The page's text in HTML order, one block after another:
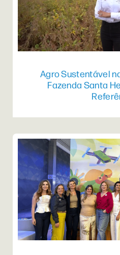
Agro Sustentável
Fazenda Santa